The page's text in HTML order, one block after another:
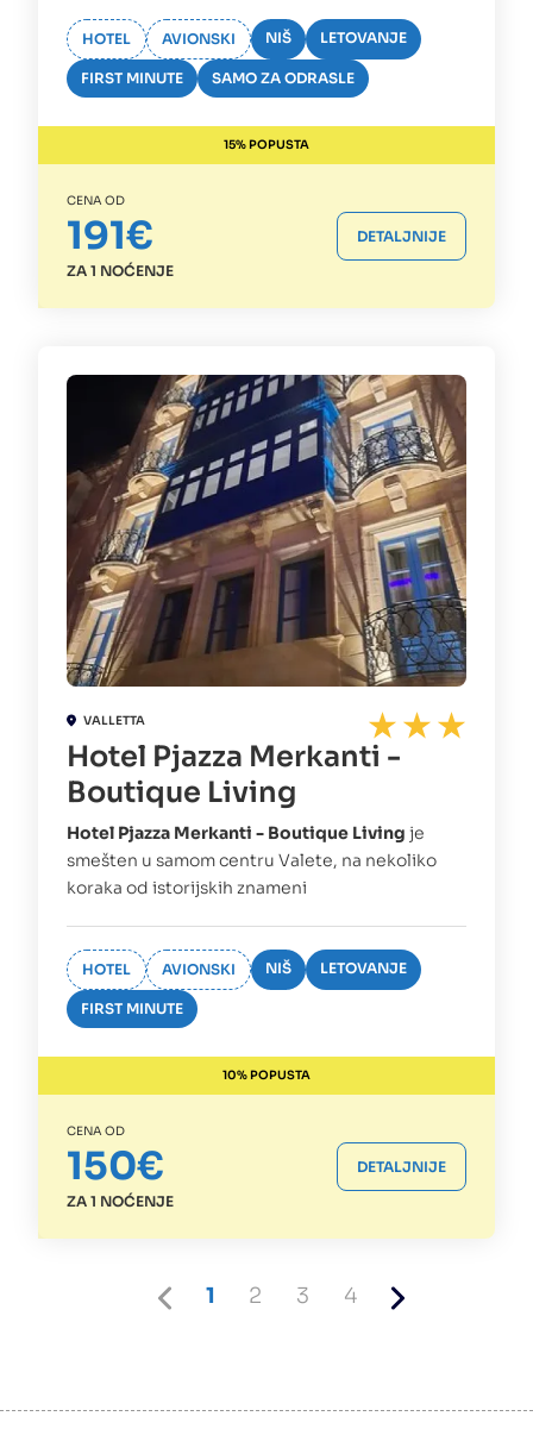
HOTEL AVIONSKI NIŠ LETOVANJE
FIRST MINUTE SAMO ZA ODRASLE
15% POPUSTA
CENA OD
191€
ZA 1 NOĆENJE
DETALJNIJE
VALLETTA
Hotel Pjazza Merkanti -
Boutique Living
Hotel Pjazza Merkanti - Boutique Living je
smešten u samom centru Valete, na nekoliko
koraka od istorijskih znameni
HOTEL AVIONSKI NIŠ LETOVANJE
FIRST MINUTE
10% POPUSTA
CENA OD
150€
ZA 1 NOĆENJE
DETALJNIJE
Previous
Current
1 Page
2 Page
3 Page
4